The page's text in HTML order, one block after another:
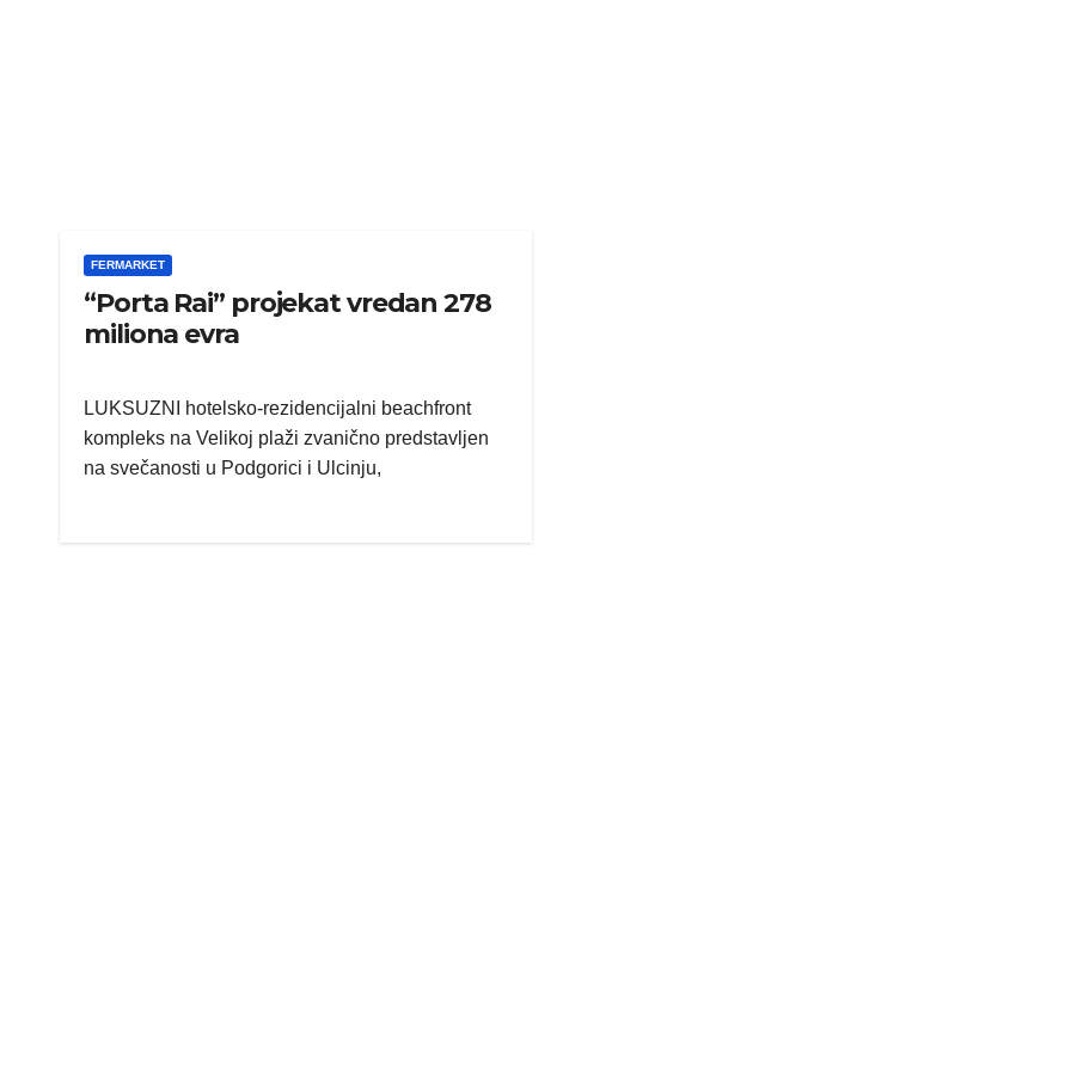
FERMARKET
“Porta Rai” projekat vredan 278
miliona evra
LUKSUZNI hotelsko-rezidencijalni beachfront
kompleks na Velikoj plaži zvanično predstavljen
na svečanosti u Podgorici i Ulcinju,